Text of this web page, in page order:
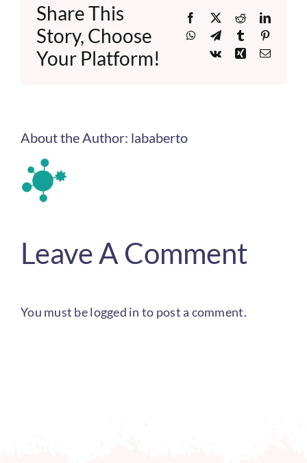
Share This
Story, Choose
Your Platform!
Facebook
X Reddit
WhatsApp
TelegramTumblr
Vk
XingEmail
About the Author: lababerto
Leave A Comment
You must belogged in to post a comment.